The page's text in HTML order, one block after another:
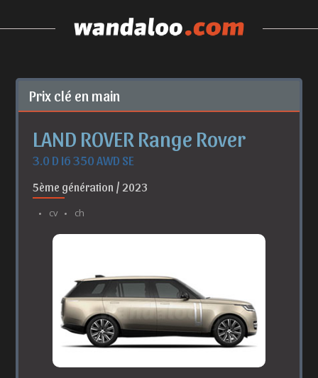
Prix clé en main
LAND ROVER Range Rover
3.0 D I6 350 AWD SE
5ème génération / 2023
cv ch